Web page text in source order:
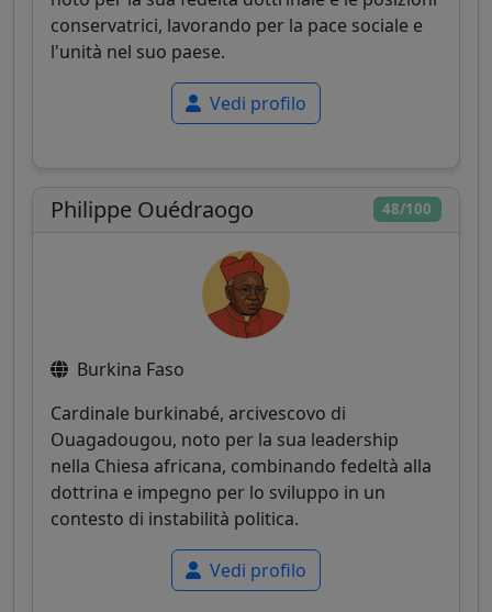
conservatrici, lavorando per la pace sociale e
l'unità nel suo paese.
Vedi profilo
48/100
Philippe Ouédraogo
Burkina Faso
Cardinale burkinabé, arcivescovo di
Ouagadougou, noto per la sua leadership
nella Chiesa africana, combinando fedeltà alla
dottrina e impegno per lo sviluppo in un
contesto di instabilità politica.
Vedi profilo